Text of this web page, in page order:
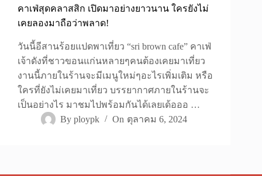
คาเฟ่สุดคลาสสิก เปิดมาอย่างยาวนาน ใครยังไม่
เคยลองมาถือว่าพลาด!
วันนี้อีสานร้อยแปดพาเที่ยว “sri brown cafe” คาเฟ่
เจ้าดังที่ชาวขอนแก่นหลายๆคนต้องเคยมาเที่ยว
งานนี้ภายในร้านจะมีเมนูใหม่ๆอะไรเพิ่มเติม หรือ
ใครที่ยังไม่เคยมาเที่ยว บรรยากาศภายในร้านจะ
เป็นอย่างไร มาชมไปพร้อมกันได้เลยเด้อออ …
By ploypk On ตุลาคม 6, 2024